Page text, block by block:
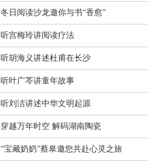
冬日阅读沙龙邀你与书“香愈”
听宫梅玲讲阅读疗法
听胡海义讲述杜甫在长沙
听叶广芩讲童年故事
听刘洁讲述中华文明起源
穿越万年时空 解码湖南陶瓷
“宝藏奶奶”蔡皋邀您共赴心灵之旅